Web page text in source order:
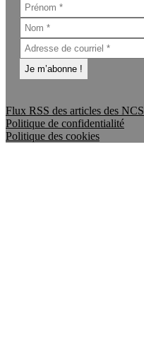
Flux RSS des articles des NCS
Politique de confidentialité
Politique des cookies